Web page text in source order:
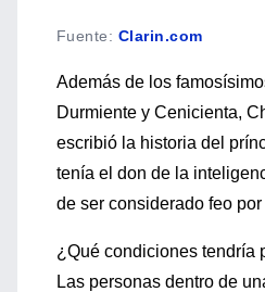
Fuente: Clarin.com
Además de los
Durmiente y Cenicienta,
escribió la historia del
tenía el don de la
de ser considerado feo
¿Qué condiciones tendría
Las personas dentro de